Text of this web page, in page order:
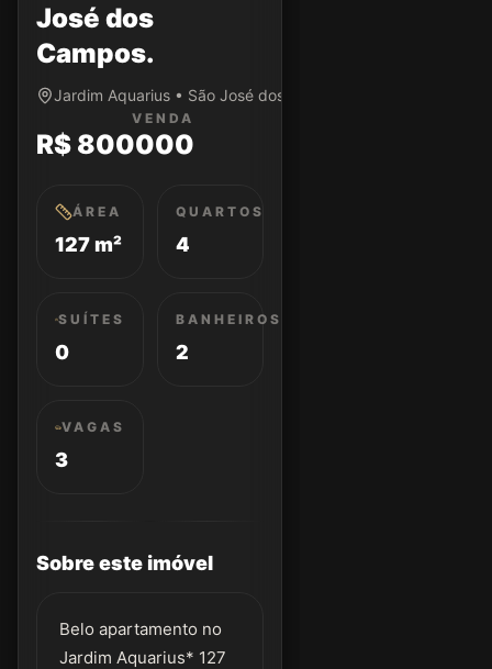
José dos
Campos.
Jardim Aquarius • São José dos Campos/SP
VENDA
R$ 800000
ÁREA
127 m²
QUARTOS
4
SUÍTES
0
BANHEIROS
2
VAGAS
3
Sobre este imóvel
Belo apartamento no
Jardim Aquarius* 127